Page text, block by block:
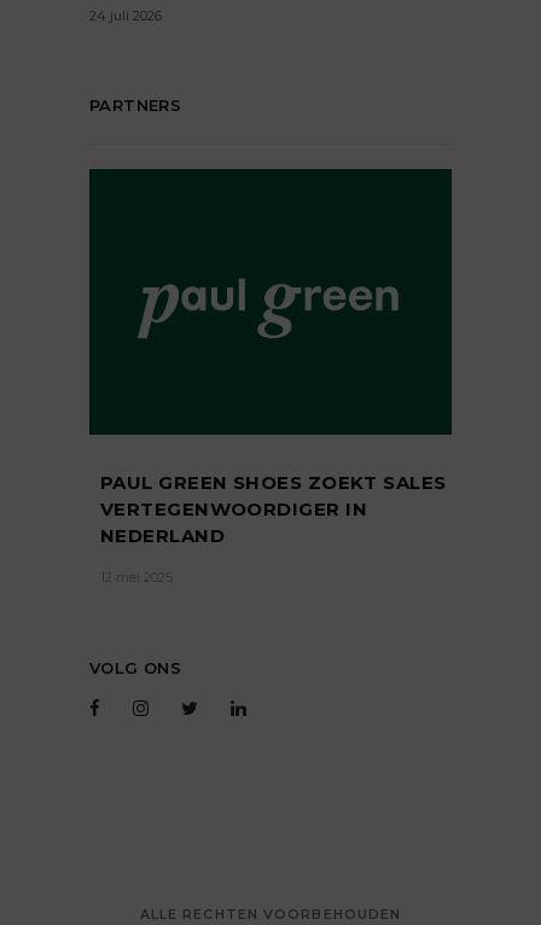
24 juli 2026
PARTNERS
PAUL GREEN SHOES ZOEKT SALES
VERTEGENWOORDIGER IN
NEDERLAND
12 mei 2025
VOLG ONS
ALLE RECHTEN VOORBEHOUDEN